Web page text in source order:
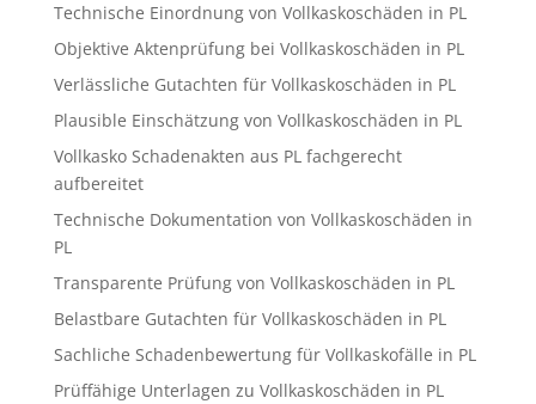
Technische Einordnung von Vollkaskoschäden in PL
Objektive Aktenprüfung bei Vollkaskoschäden in PL
Verlässliche Gutachten für Vollkaskoschäden in PL
Plausible Einschätzung von Vollkaskoschäden in PL
Vollkasko Schadenakten aus PL fachgerecht
aufbereitet
Technische Dokumentation von Vollkaskoschäden in
PL
Transparente Prüfung von Vollkaskoschäden in PL
Belastbare Gutachten für Vollkaskoschäden in PL
Sachliche Schadenbewertung für Vollkaskofälle in PL
Prüffähige Unterlagen zu Vollkaskoschäden in PL